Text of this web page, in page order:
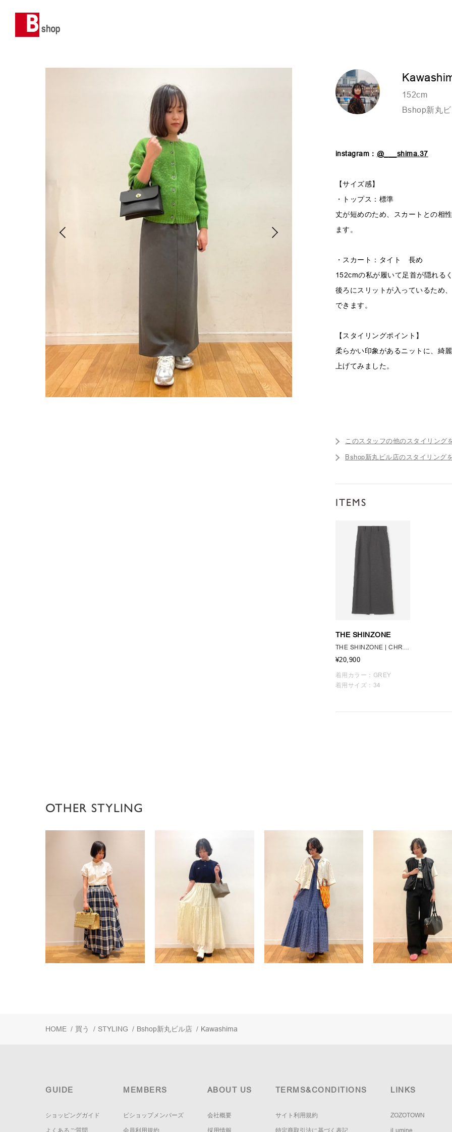
152cm
Bshop新丸
instagram： @___shima.37
【サイズ感】
・トップス：標準
丈が短めのため、スカートとの相
ます。
・スカート：タイト 長め
152cmの私が履いて足首が隠れる
後ろにスリットが入っているため
できます。
【スタイリングポイント】
柔らかい印象があるニットに、綺
上げてみました。
このスタッフの他のスタイリング
Bshop新丸ビル店のスタイリング
ITEMS
THE SHINZONE
THE SHINZONE | CHRYSLER SKIRT WOMEN
¥20,900
着用カラー：GREY
着用サイズ：34
OTHER STYLING
HOME / 買う / STYLING / Bshop新丸ビル店 / Kawashima
GUIDE
ショッピングガイド
よくあるご質問
MEMBERS
ビショップメンバーズ
会員利用規約
ABOUT US
会社概要
採用情報
TERMS&CONDITIONS
サイト利用規約
特定商取引法に基づく表記
LINKS
ZOZOTOWN
iLumine